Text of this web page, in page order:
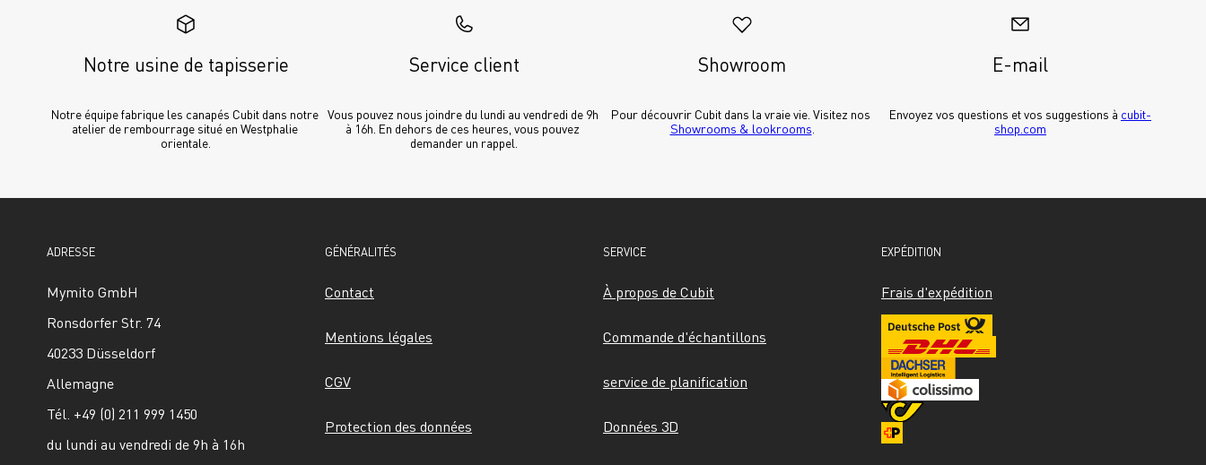
Notre usine de tapisserie
Notre équipe fabrique les canapés Cubit dans notre
atelier de rembourrage situé en Westphalie
orientale.
Service client
Vous pouvez nous joindre du lundi au vendredi de 9h
à 16h. En dehors de ces heures, vous pouvez
demander un rappel.
Showroom
Showrooms & lookrooms
E-mail
Envoyez vos questions et vos suggestions à cubit-
shop.com
ADRESSE
Mymito GmbH
Ronsdorfer Str. 74
40233 Düsseldorf
Allemagne
Tél. +49 (0) 211 999 1450
du lundi au vendredi de 9h à 16h
GÉNÉRALITÉS
Contact
Mentions légales
CGV
Protection des données
SERVICE
À propos de Cubit
Commande d'échantillons
service de planification
Données 3D
EXPÉDITION
Frais d'expédition